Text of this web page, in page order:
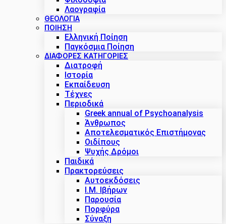
Λαογραφία
ΘΕΟΛΟΓΙΑ
ΠΟΙΗΣΗ
Ελληνική Ποίηση
Παγκόσμια Ποίηση
ΔΙΑΦΟΡΕΣ ΚΑΤΗΓΟΡΙΕΣ
Διατροφή
Ιστορία
Εκπαίδευση
Τέχνες
Περιοδικά
Greek annual of Psychoanalysis
Άνθρωπος
Αποτελεσματικός Επιστήμονας
Οιδίπους
Ψυχής Δρόμοι
Παιδικά
Πρακτoρεύσεις
Αυτοεκδόσεις
Ι.Μ. Ιβήρων
Παρουσία
Πορφύρα
Σύναξη